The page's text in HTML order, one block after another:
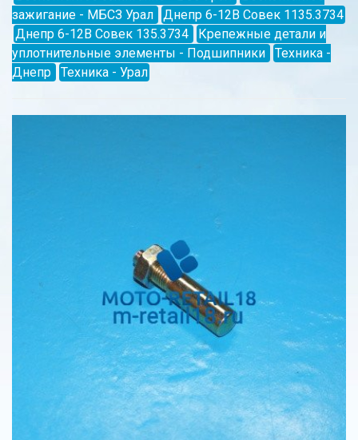
зажигание - МБСЗ Урал
Днепр 6-12В Совек 1135.3734
Днепр 6-12В Совек 135.3734
Крепежные детали и
уплотнительные элементы - Подшипники
Техника -
Днепр
Техника - Урал